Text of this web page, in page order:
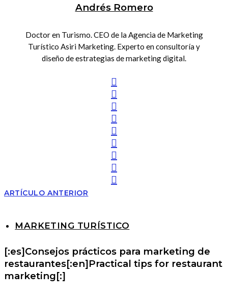
Andrés Romero
Doctor en Turismo. CEO de la Agencia de Marketing
Turístico Asiri Marketing. Experto en consultoría y
diseño de estrategias de marketing digital.
ARTÍCULO ANTERIOR
MARKETING TURÍSTICO
[:es]Consejos prácticos para marketing de
restaurantes[:en]Practical tips for restaurant
marketing[:]